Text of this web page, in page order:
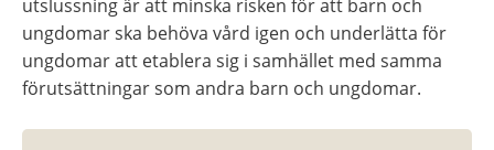
utslussning är att minska risken för att barn och
ungdomar ska behöva vård igen och underlätta för
ungdomar att etablera sig i samhället med samma
förutsättningar som andra barn och ungdomar.